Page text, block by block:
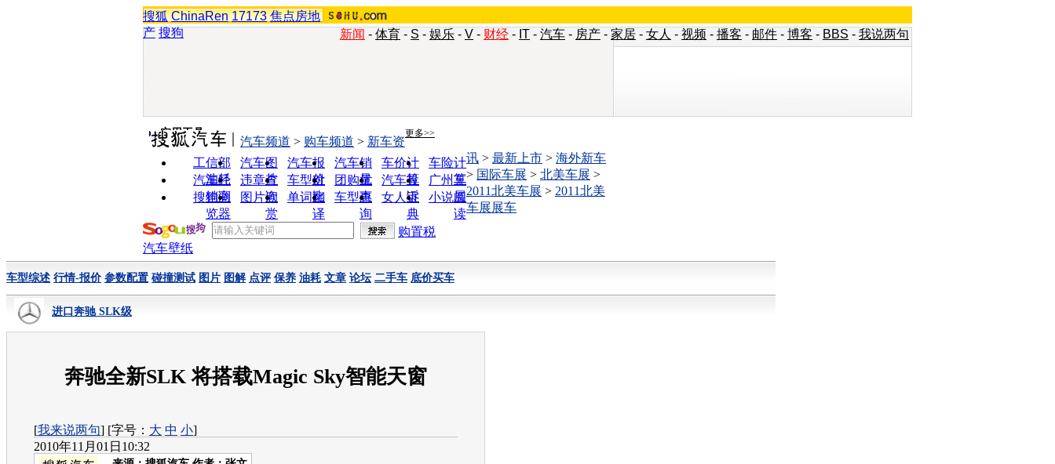
搜狐 ChinaRen 17173 焦点房地
产 搜狗 新闻 - 体育 - S - 娱乐 - V - 财经 - IT - 汽车 - 房产 - 家居 - 女人 - 视频 - 播客 - 邮件 - 博客 - BBS - 我说两句
实用工具 更多>>
工信部
油耗
汽车图
片
汽车报
价
汽车销
量
车价计
算
车险计
算
汽车经
销商
违章查
询
车型对
比
团购优
惠
汽车投
诉
广州车
展
搜狗浏
览器
图片欣
赏
单词翻
译
车型查
询
女人宝
典
小说阅
读
汽车频道 > 购车频道 > 新车资
讯 > 最新上市 > 海外新车
> 国际车展 > 北美车展 >
2011北美车展 > 2011北美
车展展车
购置税
汽车壁纸
车型综述 行情-报价 参数配置 碰撞测试 图片 图解 点评 保养 油耗 文章 论坛 二手车 底价买车
进口奔驰 SLK级
奔驰全新SLK 将搭载Magic Sky智能天窗
[我来说两句] [字号： 大 中 小]
2010年11月01日10:32